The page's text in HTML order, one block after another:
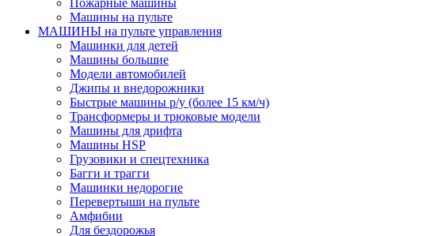
Машины на пульте
МАШИНЫ на пульте управления
Машинки для детей
Машины большие
Модели автомобилей
Джипы и внедорожники
Быстрые машины р/у (более 15 км/ч)
Трансформеры и трюковые модели
Машины для дрифта
Машины HSP
Грузовики и спецтехника
Багги и трагги
Машинки недорогие
Перевертыши на пульте
Амфибии
Для бездорожья